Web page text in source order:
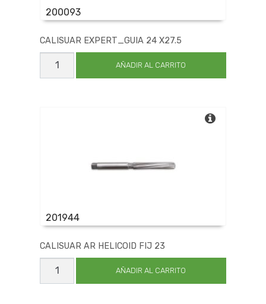
200093
CALISUAR EXPERT_GUIA 24 X27.5
CALISUAR
EXPERT_GUIA
24
AÑADIR AL CARRITO
201944
CALISUAR AR HELICOID FIJ 23
CALISUAR
AÑADIR AL CARRITO